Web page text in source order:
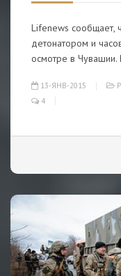
Lifenews сообщает,
детонатором и
осмотре в Чувашии.
13-ЯНВ-2015
4